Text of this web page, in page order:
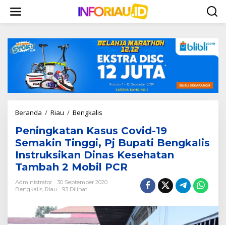
w
Beranda / Riau / Bengkalis
n
n
g
t
K
Peningkatan Kasus Covid-19
Semakin Tinggi, Pj Bupati Bengkalis
Instruksikan Dinas Kesehatan
Tambah 2 Mobil PCR
Administrator
30 September 2020
Bengkalis Riau 93 Dilihat